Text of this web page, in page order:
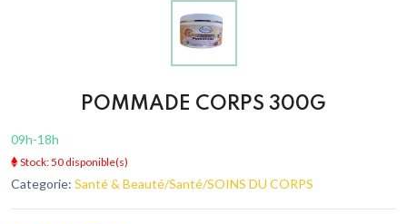
POMMADE CORPS 300G
09h-18h
Stock: 50 disponible(s)
Categorie: Santé & Beauté/Santé/SOINS DU CORPS